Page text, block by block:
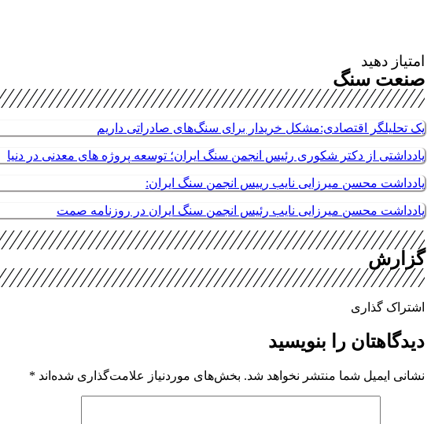
امتیاز دهید
صنعت سنگ
یک تحلیلگر اقتصادی:مشکل خریدار برای سنگ‌های صادراتی داریم
یادداشتی از دکتر شکوری رئیس انجمن سنگ ایران؛ توسعه پروژه های معدنی در دنیا
یادداشت محسن میرزایی نایب رییس انجمن سنگ ایران:
یادداشت محسن میرزایی نایب رئیس انجمن سنگ ایران در روزنامه صمت
گزارش
اشتراک گذاری
دیدگاهتان را بنویسید
نشانی ایمیل شما منتشر نخواهد شد. بخش‌های موردنیاز علامت‌گذاری شده‌اند *